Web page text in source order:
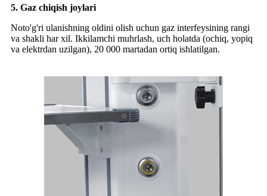
5. Gaz chiqish joylari
Noto'g'ri ulanishning oldini olish uchun gaz interfeysining rangi
va shakli har xil. Ikkilamchi muhrlash, uch holatda (ochiq, yopiq
va elektrdan uzilgan), 20 000 martadan ortiq ishlatilgan.